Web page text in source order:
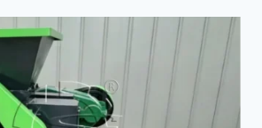
GRINDER
EXPORTED
TO
NIGERIA